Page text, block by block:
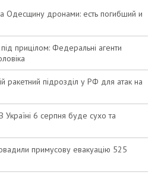
Одесщину дронами: есть погибший и
прицілом: Федеральні агенти
ракетний підрозділ у РФ для атак на
Україні 6 серпня буде сухо та
примусову евакуацію 525